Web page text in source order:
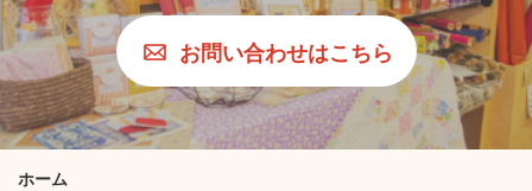
お問い合わせはこちら
ホーム